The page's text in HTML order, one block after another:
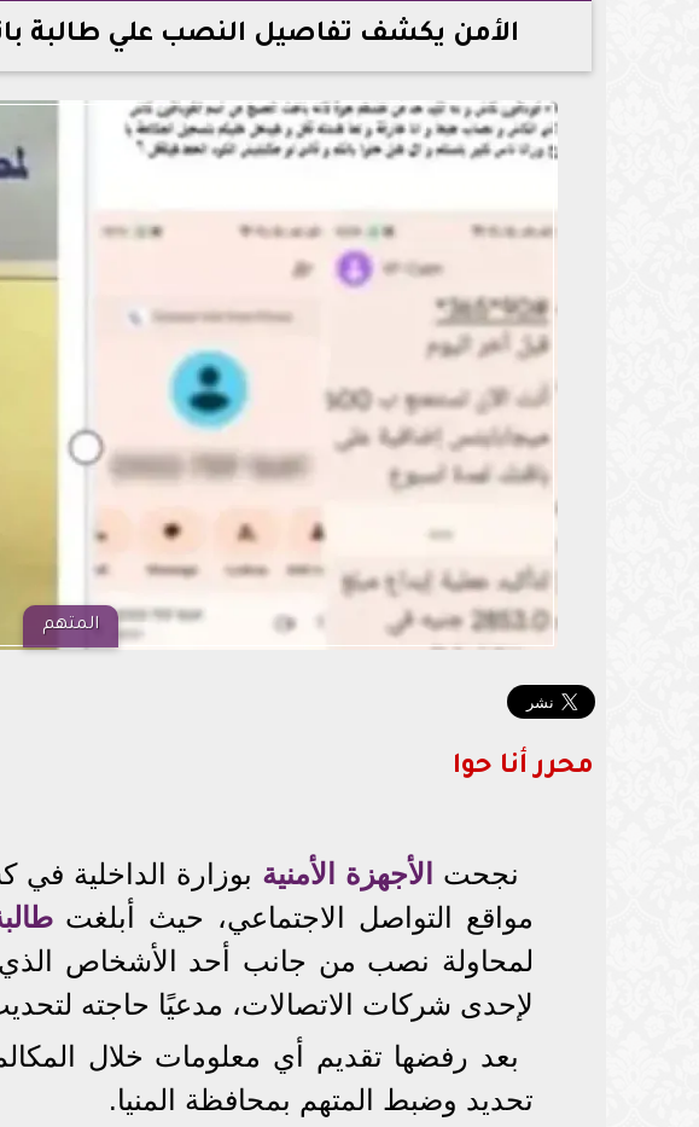
الأمن يكشف تفاصيل النصب علي طالبة
المتهم
محرر أنا حوا
نجحت الأجهزة الأمنية بوزارة الداخلية
مواقع التواصل الاجتماعي، حيث أبلغت
لمحاولة نصب من جانب أحد الأشخاص
لإحدى شركات الاتصالات، مدعيًا حاجته
بعد رفضها تقديم أي معلومات خلال
تحديد وضبط المتهم بمحافظة المنيا.